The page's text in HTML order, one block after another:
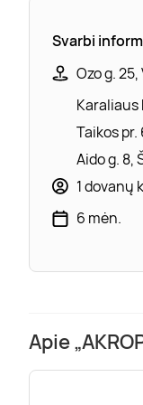
Svarbi
Ozo g.
Karaliaus
Taikos pr.
Aido g. 8,
1 dovanų
6 mėn.
Apie